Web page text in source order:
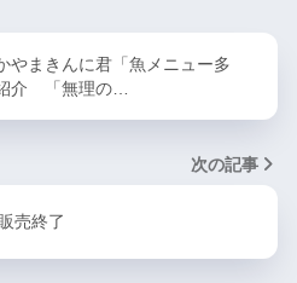
やまきんに君「魚メニュー多
介 「無理の…
次の記事
売終了